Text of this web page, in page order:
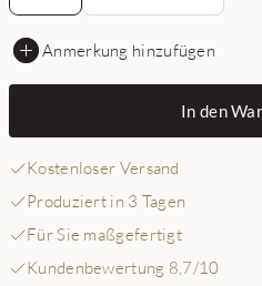
Anmerkung hinzufügen
In den
Kostenloser Versand
Produziert in 3 Tagen
Für Sie maßgefertigt
Kundenbewertung 8,7/10